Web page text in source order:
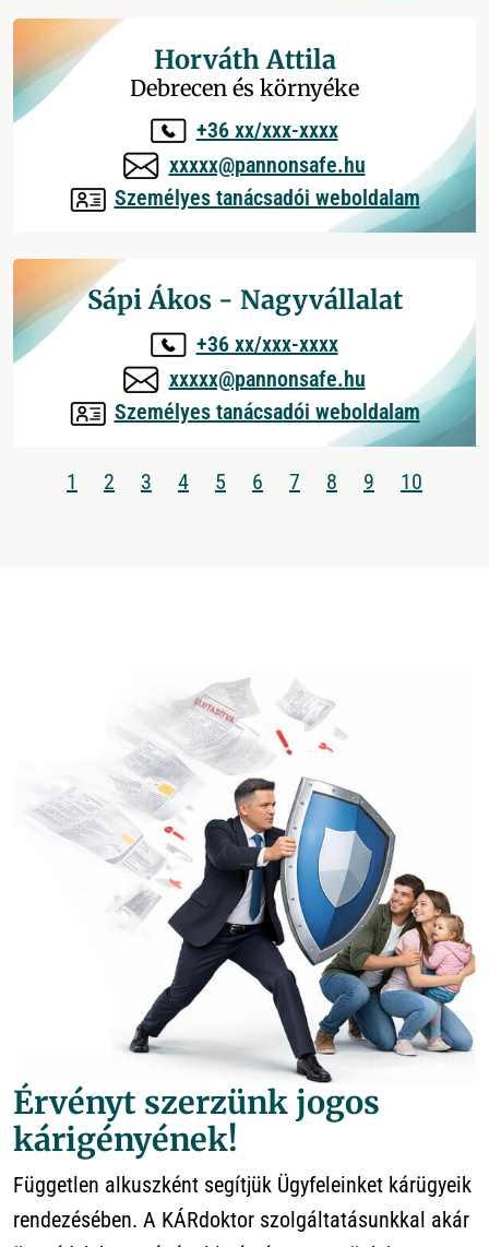
Horváth Attila
Debrecen és környéke
+36 xx/xxx-xxxx
xxxxx@pannonsafe.hu
Személyes tanácsadói weboldalam
Sápi Ákos - Nagyvállalat
+36 xx/xxx-xxxx
xxxxx@pannonsafe.hu
Személyes tanácsadói weboldalam
1 2 3 4 5 6 7 8 9 10
Érvényt szerzünk jogos
kárigényének!
Független alkuszként segítjük Ügyfeleinket kárügyeik
rendezésében. A KÁRdoktor szolgáltatásunkkal akár